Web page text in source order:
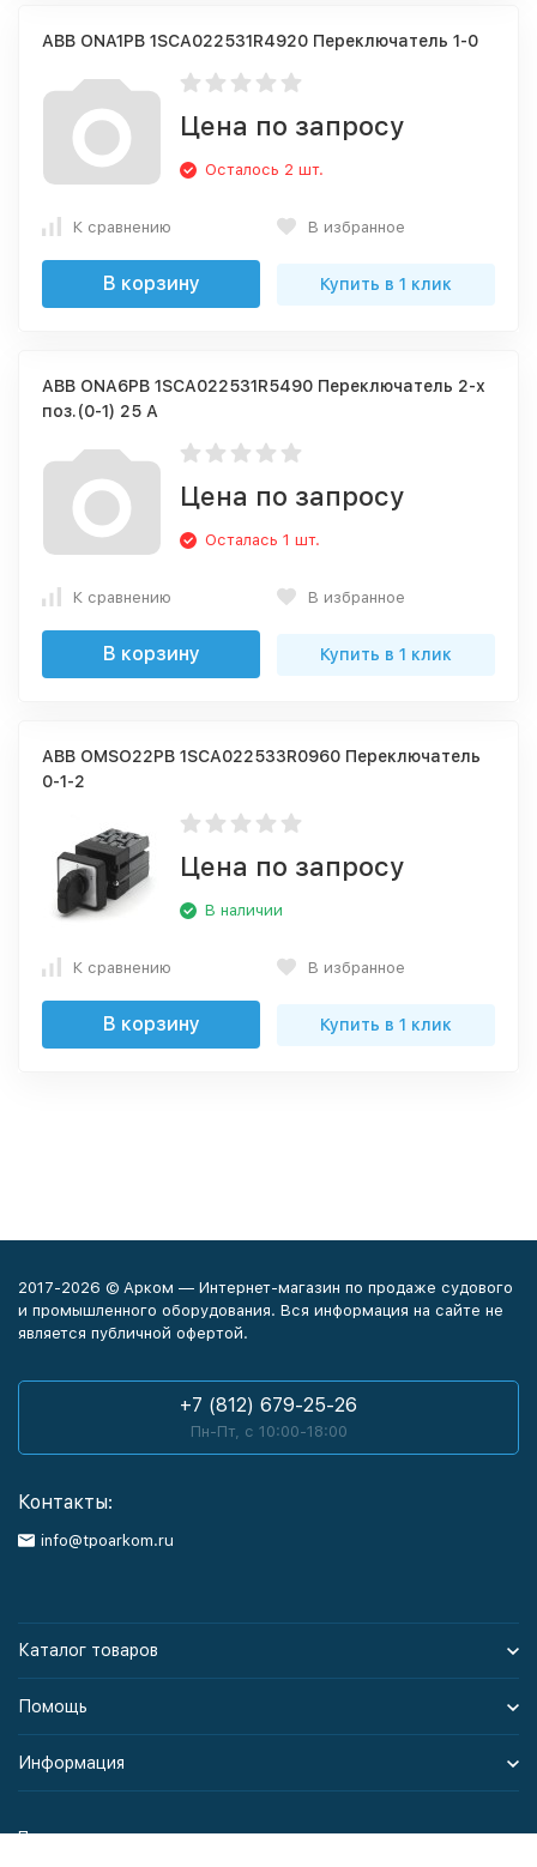
ABB ONA1PB 1SCA022531R4920 Переключатель 1-0
Цена по запросу
Осталось 2 шт.
К сравнению В избранное
В корзину Купить в 1 клик
ABB ONA6PB 1SCA022531R5490 Переключатель 2-х
поз.(0-1) 25 А
Цена по запросу
Осталась 1 шт.
К сравнению В избранное
В корзину Купить в 1 клик
ABB OMSO22PB 1SCA022533R0960 Переключатель
0-1-2
Цена по запросу
В наличии
К сравнению В избранное
В корзину Купить в 1 клик
2017-2026 © Арком — Интернет-магазин по продаже судового
и промышленного оборудования. Вся информация на сайте не
является публичной офертой.
+7 (812) 679-25-26
Пн-Пт, с 10:00-18:00
Контакты:
info@tpoarkom.ru
Каталог товаров
Помощь
Информация
Политика персональных данных